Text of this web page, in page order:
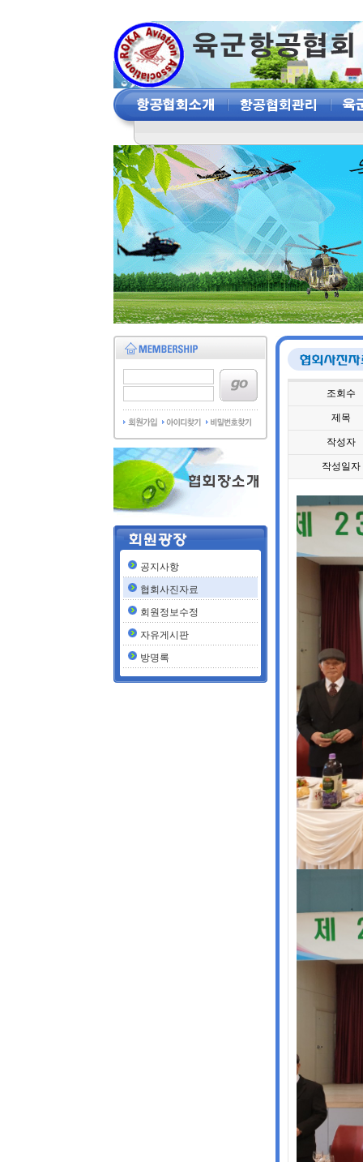
공지사항
협회사진자료
회원정보수정
자유게시판
방명록
조회수
제목
작성자
작성일자